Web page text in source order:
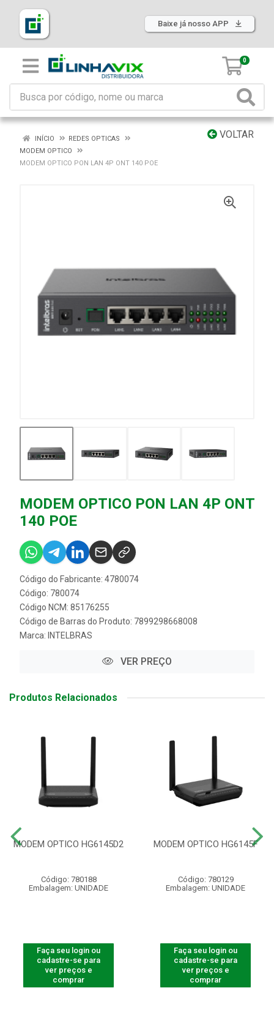
Baixe já nosso APP
0
VOLTAR
INÍCIO
REDES OPTICAS
MODEM OPTICO
MODEM OPTICO PON LAN 4P ONT 140 POE
MODEM OPTICO PON LAN 4P ONT
140 POE
Código do Fabricante: 4780074
Código: 780074
Código NCM: 85176255
Código de Barras do Produto: 7899298668008
Marca: INTELBRAS
VER PREÇO
Produtos Relacionados
MODEM OPTICO HG6145D2
Código: 780188
Embalagem: UNIDADE
Faça seu login ou
cadastre-se para
ver preços e
comprar
MODEM OPTICO HG6145F
Código: 780129
Embalagem: UNIDADE
Faça seu login ou
cadastre-se para
ver preços e
comprar